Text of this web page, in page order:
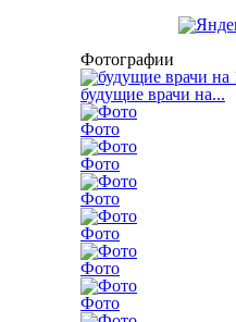
Фотографии
будущие врачи на...
Фото
Фото
Фото
Фото
Фото
Фото